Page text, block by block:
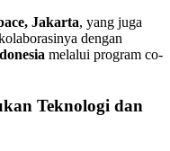
Jakarta, yang juga
dengan
melalui program co-
Teknologi dan